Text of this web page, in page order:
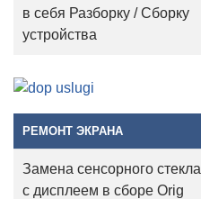
в себя Разборку / Сборку
устройства
РЕМОНТ ЭКРАНА
Замена сенсорного стекла
с дисплеем в сборе Orig